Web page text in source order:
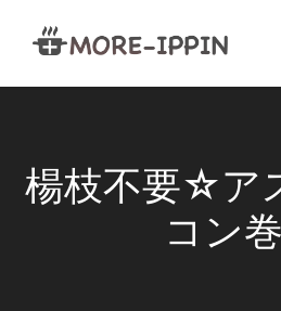
楊枝不要☆ア
コン